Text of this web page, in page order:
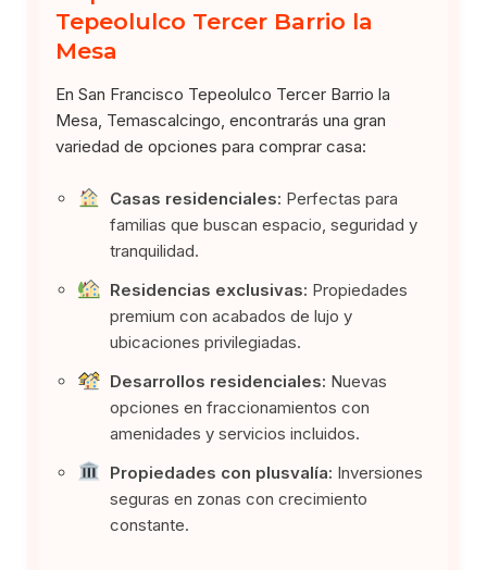
Tepeolulco Tercer Barrio la
Mesa
En San Francisco Tepeolulco Tercer Barrio la
Mesa, Temascalcingo, encontrarás una gran
variedad de opciones para comprar casa:
Casas residenciales: Perfectas para
familias que buscan espacio, seguridad y
tranquilidad.
Residencias exclusivas: Propiedades
premium con acabados de lujo y
ubicaciones privilegiadas.
Desarrollos residenciales: Nuevas
opciones en fraccionamientos con
amenidades y servicios incluidos.
Propiedades con plusvalía: Inversiones
seguras en zonas con crecimiento
constante.